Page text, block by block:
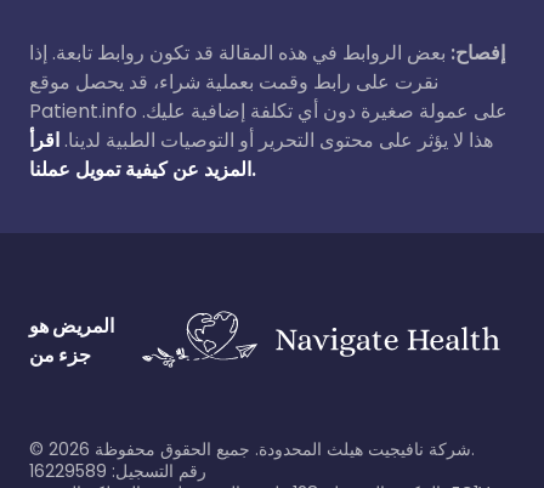
إفصاح: بعض الروابط في هذه المقالة قد تكون روابط تابعة. إذا
نقرت على رابط وقمت بعملية شراء، قد يحصل موقع
Patient.info على عمولة صغيرة دون أي تكلفة إضافية عليك.
هذا لا يؤثر على محتوى التحرير أو التوصيات الطبية لدينا. اقرأ
المزيد عن كيفية تمويل عملنا.
المريض هو
جزء من
© 2026
شركة نافيجيت هيلث المحدودة. جميع الحقوق محفوظة.
رقم التسجيل: 16229589